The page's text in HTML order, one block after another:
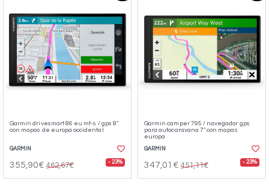
Garmin drivesmart 86 eu mt-s / gps 8"
con mapas de europa occidental
GARMIN
355,90€ 462,67€ - 23%
Garmin camper 795 / navegador gps
para autocaravana 7" con mapas
europa
GARMIN
347,01€ 451,11€ - 23%